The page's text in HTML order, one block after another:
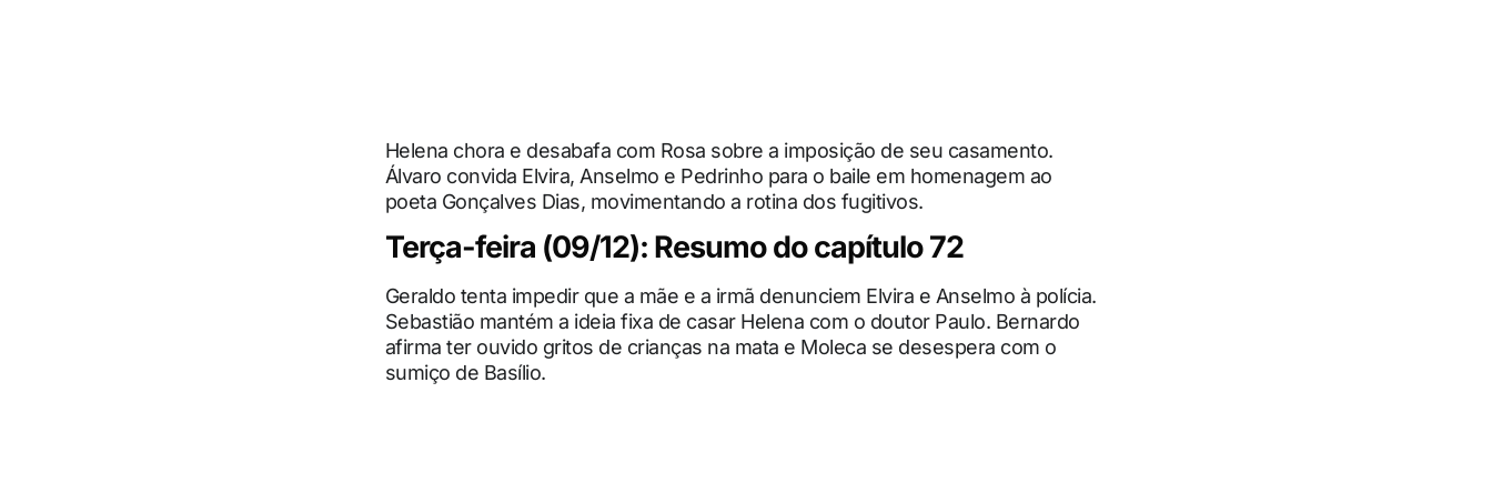
Helena chora e desabafa com Rosa sobre a imposição de seu casamento.
Álvaro convida Elvira, Anselmo e Pedrinho para o baile em homenagem ao
poeta Gonçalves Dias, movimentando a rotina dos fugitivos.
Terça-feira (09/12): Resumo do capítulo 72
Geraldo tenta impedir que a mãe e a irmã denunciem Elvira e Anselmo à polícia.
Sebastião mantém a ideia fixa de casar Helena com o doutor Paulo. Bernardo
afirma ter ouvido gritos de crianças na mata e Moleca se desespera com o
sumiço de Basílio.